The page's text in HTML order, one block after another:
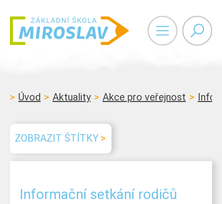
Úvod Aktuality Akce pro veřejnost
ZOBRAZIT ŠTÍTKY
Informační setkání rodičů